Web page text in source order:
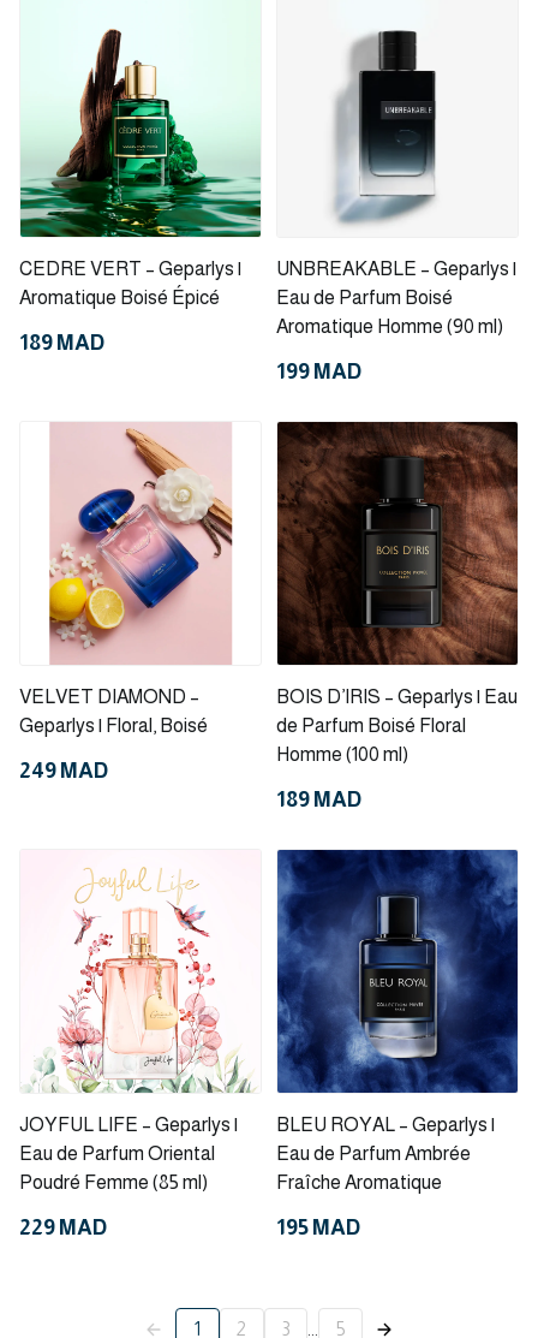
CEDRE VERT – Geparlys |
Aromatique Boisé Épicé
189 MAD
UNBREAKABLE – Geparlys |
Eau de Parfum Boisé
Aromatique Homme (90 ml)
199 MAD
VELVET DIAMOND –
Geparlys | Floral, Boisé
249 MAD
BOIS D’IRIS – Geparlys | Eau
de Parfum Boisé Floral
Homme (100 ml)
189 MAD
JOYFUL LIFE – Geparlys |
Eau de Parfum Oriental
Poudré Femme (85 ml)
229 MAD
BLEU ROYAL – Geparlys |
Eau de Parfum Ambrée
Fraîche Aromatique
195 MAD
1 2 3 5